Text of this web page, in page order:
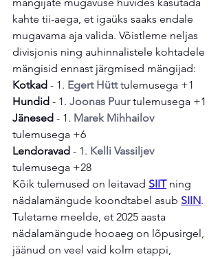
kahte tii-aega, et igaüks saaks endale
mugavama aja valida. Võistleme neljas
divisjonis ning auhinnalistele kohtadele
mängisid ennast järgmised mängijad:
Kotkad - 1. Egert Hütt tulemusega +1
Hundid - 1. Joonas Puur tulemusega +1
Jänesed - 1. Marek Mihhailov
tulemusega +6
Lendoravad - 1. Kelli Vassiljev
tulemusega +28
Kõik tulemused on leitavad SIIT ning
nädalamängude koondtabel asub SIIN.
Tuletame meelde, et 2025 aasta
nädalamängude hooaeg on lõpusirgel,
jäänud on veel vaid kolm etappi,